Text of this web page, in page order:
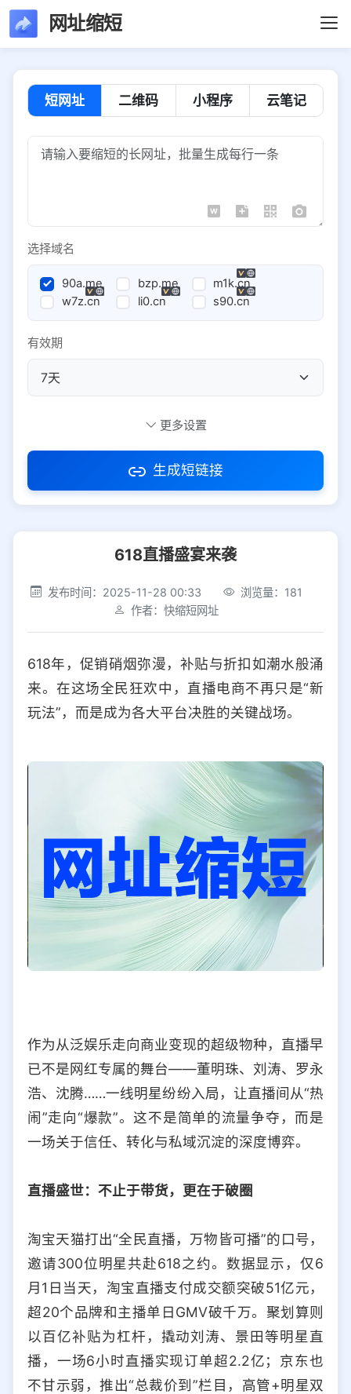
网址缩短
短网址 二维码 小程序 云笔记
选择域名
90a.me bzp.me
m1k.cn
w7z.cn
li0.cn s90.cn
有效期
访问密码
社交平台 电商平台
选择防红平台类型，避免链接被拦截
iOS Android PC 其他
选择允许访问的平台类型
更多设置
生成短链接
618直播盛宴来袭
发布时间：2025-11-28 00:33
浏览量：181
作者：快缩短网址
618年，促销硝烟弥漫，补贴与折扣如潮水般涌
来。在这场全民狂欢中，直播电商不再只是“新
玩法”，而是成为各大平台决胜的关键战场。
作为从泛娱乐走向商业变现的超级物种，直播早
已不是网红专属的舞台——董明珠、刘涛、罗永
浩、沈腾……一线明星纷纷入局，让直播间从“热
闹”走向“爆款”。这不是简单的流量争夺，而是
一场关于信任、转化与私域沉淀的深度博弈。
直播盛世：不止于带货，更在于破圈
淘宝天猫打出“全民直播，万物皆可播”的口号，
邀请300位明星共赴618之约。数据显示，仅6
月1日当天，淘宝直播支付成交额突破51亿元，
超20个品牌和主播单日GMV破千万。聚划算则
以百亿补贴为杠杆，撬动刘涛、景田等明星直
播，一场6小时直播实现订单超2.2亿；京东也
不甘示弱，推出“总裁价到”栏目，高管+明星双